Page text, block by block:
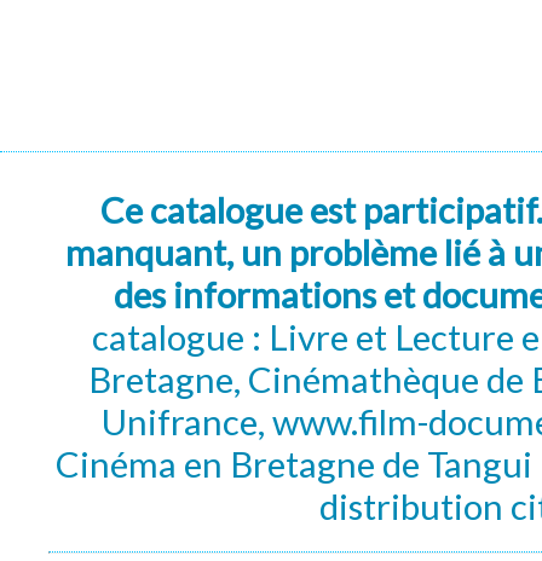
Ce catalogue est
manquant, un problème lié à
des informations et
catalogue : Livre et Lecture
Bretagne, Cinémathèque de
Unifrance, www.film-
Cinéma en Bretagne de
distribution